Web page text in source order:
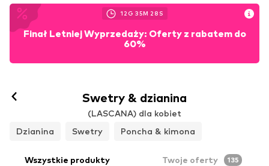
12 G 35M 26 S
Finał Letniej Wyprzedaży: Oferty z rabatem do
60%
Swetry & dzianina
(LASCANA) dla kobiet
Dzianina
Swetry Poncha & kimona
Wszystkie produkty Twoje oferty 135